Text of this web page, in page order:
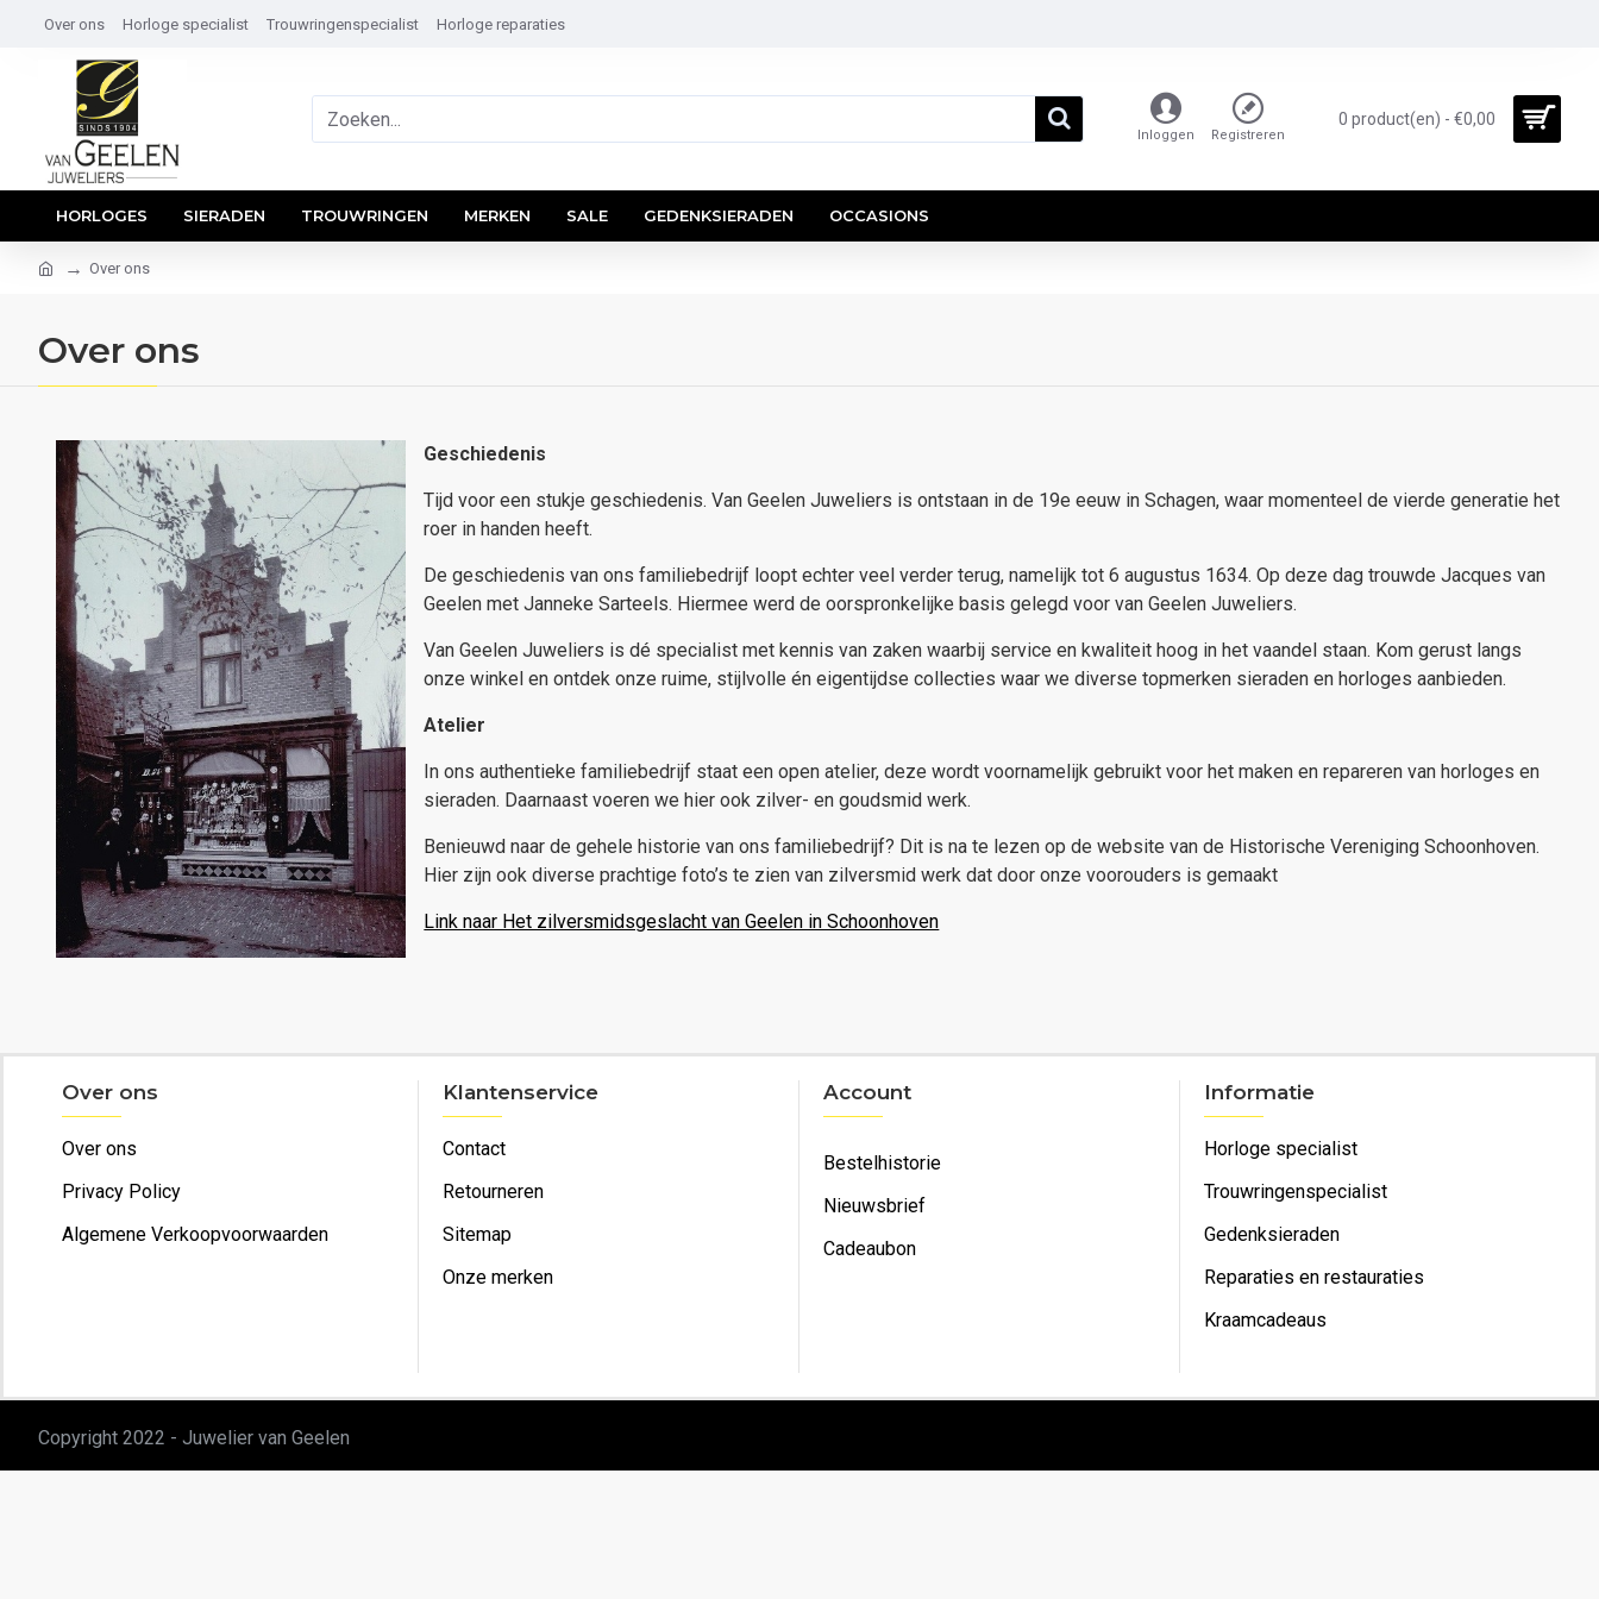
Over ons Horloge specialist Trouwringenspecialist Horloge reparaties
Inloggen Registreren
0 product(en) - €0,00
HORLOGES SIERADEN TROUWRINGEN MERKEN SALE GEDENKSIERADEN OCCASIONS
Over ons
Over ons
Geschiedenis
Tijd voor een stukje geschiedenis. Van Geelen Juweliers is ontstaan in de 19e eeuw in Schagen, waar momenteel de vierde generatie het
roer in handen heeft.
De geschiedenis van ons familiebedrijf loopt echter veel verder terug, namelijk tot 6 augustus 1634. Op deze dag trouwde Jacques van
Geelen met Janneke Sarteels. Hiermee werd de oorspronkelijke basis gelegd voor van Geelen Juweliers.
Van Geelen Juweliers is dé specialist met kennis van zaken waarbij service en kwaliteit hoog in het vaandel staan. Kom gerust langs
onze winkel en ontdek onze ruime, stijlvolle én eigentijdse collecties waar we diverse topmerken sieraden en horloges aanbieden.
Atelier
In ons authentieke familiebedrijf staat een open atelier, deze wordt voornamelijk gebruikt voor het maken en repareren van horloges en
sieraden. Daarnaast voeren we hier ook zilver- en goudsmid werk.
Benieuwd naar de gehele historie van ons familiebedrijf? Dit is na te lezen op de website van de Historische Vereniging Schoonhoven.
Hier zijn ook diverse prachtige foto’s te zien van zilversmid werk dat door onze voorouders is gemaakt
Link naar Het zilversmidsgeslacht van Geelen in Schoonhoven
Over ons
Over ons
Privacy Policy
Algemene Verkoopvoorwaarden
Klantenservice
Contact
Retourneren
Sitemap
Onze merken
Account
Bestelhistorie
Nieuwsbrief
Cadeaubon
Informatie
Horloge specialist
Trouwringenspecialist
Gedenksieraden
Reparaties en restauraties
Kraamcadeaus
Copyright 2022 - Juwelier van Geelen